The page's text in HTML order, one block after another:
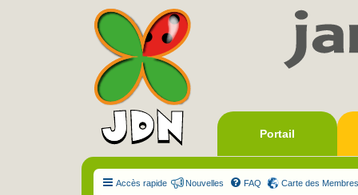
Portail
Accès rapide Nouvelles FAQ Carte des Membres